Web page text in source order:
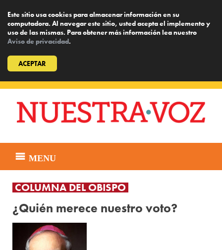
Este sitio usa cookies para almacenar información en su
computadora. Al navegar este sitio, usted acepta el implemento y
uso de las mismas. Para obtener más información lea nuestro
Aviso de privacidad.
ACEPTAR
content
MENU
COLUMNA DEL OBISPO
¿Quién merece nuestro voto?